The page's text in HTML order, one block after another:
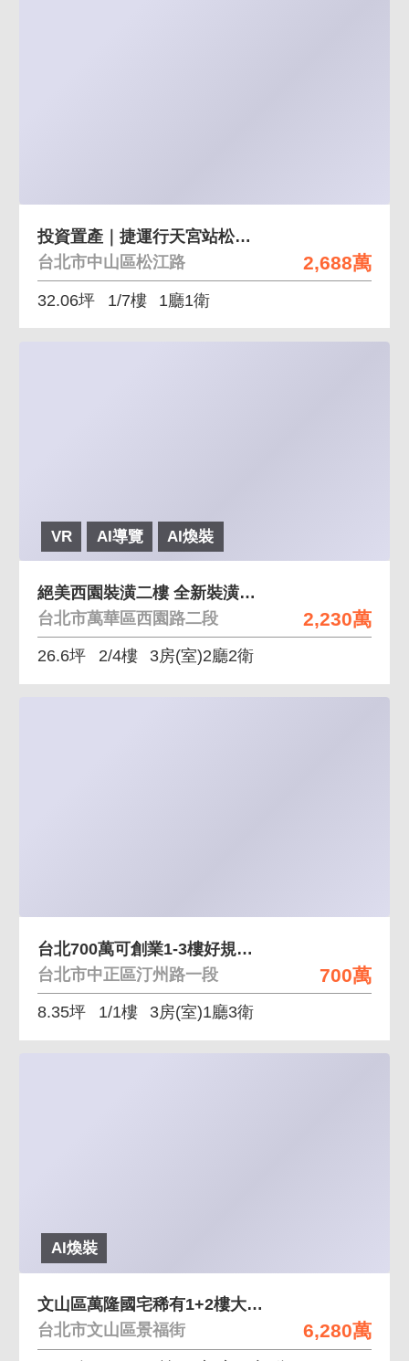
2,688萬
投資置產｜捷運行天宮站松江路置產金店面
台北市中山區松江路
32.06坪 1/7樓 1廳1衛
VR AI導覽 AI煥裝
2,230萬
絕美西園裝潢二樓 全新裝潢免整理
台北市萬華區西園路二段
26.6坪 2/4樓 3房(室)2廳2衛
700萬
台北700萬可創業1-3樓好規劃(中正區)金店面
台北市中正區汀州路一段
8.35坪 1/1樓 3房(室)1廳3衛
AI煥裝
6,280萬
文山區萬隆國宅稀有1+2樓大空間優質宅
台北市文山區景福街